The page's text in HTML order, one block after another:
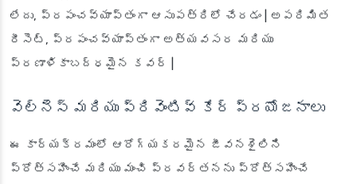
లేదు, ప్రపంచవ్యాప్తంగా ఆసుపత్రిలో చేరడం | అపరిమిత
రీసెట్, ప్రపంచవ్యాప్తంగా అత్యవసర మరియు
ప్రణాళికాబద్ధమైన కవర్ |
వెల్నెస్ మరియు ప్రివెంటివ్ కేర్ ప్రయోజనాలు
ఈ కార్యక్రమంలో ఆరోగ్యకరమైన జీవనశైలిని
ప్రోత్సహించే మరియు మంచి ప్రవర్తనను ప్రోత్సహించే